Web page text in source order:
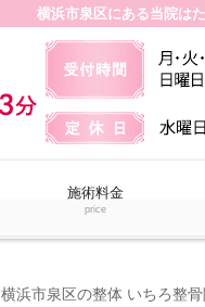
横浜市泉区にある当院は
施術料金
price
横浜市泉区の整体 いちろ整